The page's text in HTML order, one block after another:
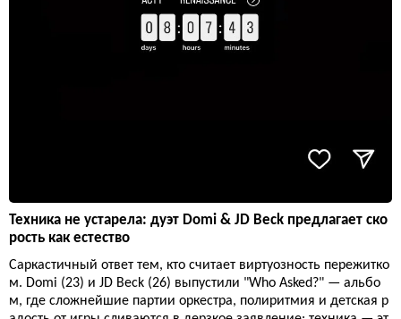
Техника не устарела: дуэт Domi & JD Beck предлагает ско
рость как естество
Саркастичный ответ тем, кто считает виртуозность пережитко
м. Domi (23) и JD Beck (26) выпустили "Who Asked?" — альбо
м, где сложнейшие партии оркестра, полиритмия и детская р